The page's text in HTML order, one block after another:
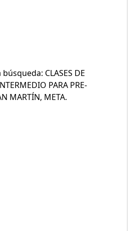
CLASES DE
PARA PRE-
MARTÍN, META.